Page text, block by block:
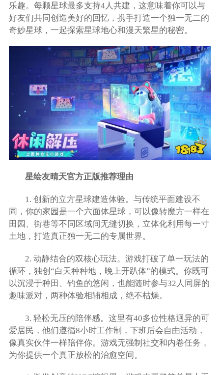
乐趣。每颗星球最多支持4人共建，这意味着你可以与
好友们共同创造美好的回忆，携手打造一个独一无二的
奇妙星球，一起探索星球地心和漫天繁星的秘密。
星绘友晴天官方正版推荐理由
1. 创新的立方星球建造体验。与传统平面建设不
同，你的家园是一个六面体星球，可以像转魔方一样在
田园、街巷等不同区域间无缝切换，立体化利用每一寸
土地，打造真正独一无二的专属世界。
2. 动静结合的双核心玩法。游戏打破了单一玩法的
循环，独创“白天种种地，晚上开趴体”的模式。你既可
以沉浸于种田、钓鱼的悠闲，也能随时参与32人同屏的
趣味派对，两种体验相辅相成，绝不枯燥。
3. 轻松无压的陪伴感。这里有40多位性格迥异的可
爱居民，他们遵循8小时工作制，下班后会自由活动，
像真实伙伴一样陪伴你。游戏无强制社交和内卷任务，
为你提供一个真正放松的治愈空间。